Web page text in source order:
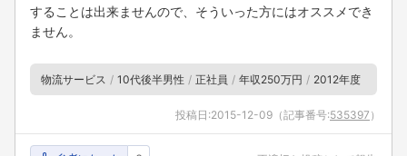
することは出来ませんので、そういった方にはオススメでき
ません。
物流サービス 10代後半男性 正社員 年収250万円 2012年度
投稿日:2015-12-09 （記事番号:535397 ）